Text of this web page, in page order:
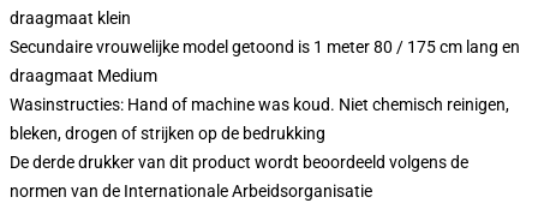
draagmaat klein
Secundaire vrouwelijke model getoond is 1 meter 80 / 175 cm lang en
draagmaat Medium
Wasinstructies: Hand of machine was koud. Niet chemisch reinigen,
bleken, drogen of strijken op de bedrukking
De derde drukker van dit product wordt beoordeeld volgens de
normen van de Internationale Arbeidsorganisatie